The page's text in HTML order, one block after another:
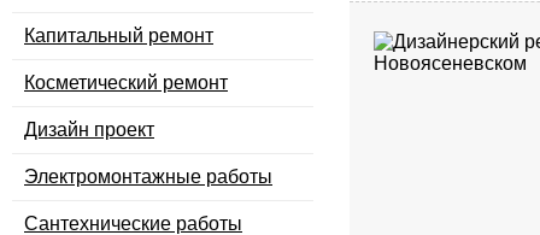
Капитальный ремонт
Косметический ремонт
Дизайн проект
Электромонтажные работы
Сантехнические работы